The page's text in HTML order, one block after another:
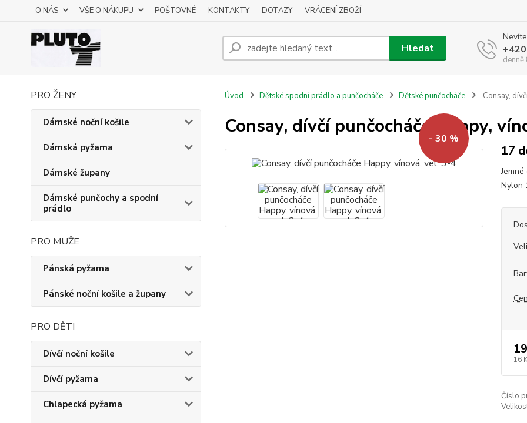
O NÁS VŠE O NÁKUPU POŠTOVNÉ KONTAKTY DOTAZY VRÁCENÍ ZBOŽÍ
Hledat
PRO ŽENY
Dámské noční košile
Dámská pyžama
Dámské župany
Dámské punčochy a spodní
prádlo
PRO MUŽE
Pánská pyžama
Pánské noční košile a župany
PRO DĚTI
Dívčí noční košile
Dívčí pyžama
Chlapecká pyžama
Úvod Dětské spodní prádlo a punčocháče Dětské punčocháče Consay,
Consay, dívčí punčocháče Happy,
- 30 %
17
Nylon
16
Číslo